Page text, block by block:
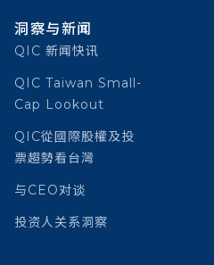
洞察与新闻
QIC 新闻快讯
QIC Taiwan Small-
Cap Lookout
QIC從國際股權及投
票趨勢看台灣
与CEO对谈
投资人关系洞察